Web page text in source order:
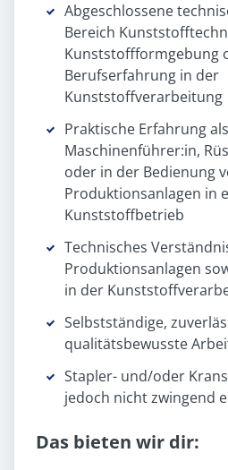
Abgeschlossene
Bereich
Kunststoffformgebung
Berufserfahrung in der
Kunststoffverarbeitung
Praktische Erfahrung als
Maschinenführer:in,
oder in der Bedienung
Produktionsanlagen in
Kunststoffbetrieb
Technisches
Produktionsanlagen
in der
Selbstständige,
qualitätsbewusste
Stapler- und/oder
jedoch nicht zwingend
Das bieten wir dir: